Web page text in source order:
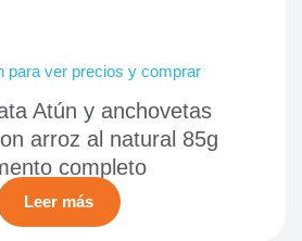
para ver precios y comprar
Atún y anchovetas
arroz al natural 85g
completo
Leer más